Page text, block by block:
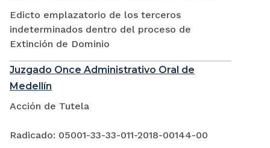
Edicto emplazatorio de los terceros
indeterminados dentro del proceso de
Extinción de Dominio
Juzgado Once Administrativo Oral de
Medellín
Acción de Tutela
Radicado: 05001-33-33-011-2018-00144-00